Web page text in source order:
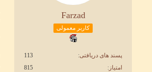
Farzad
کاربر معمولی
پسند های دریافتی
113
امتیاز
815